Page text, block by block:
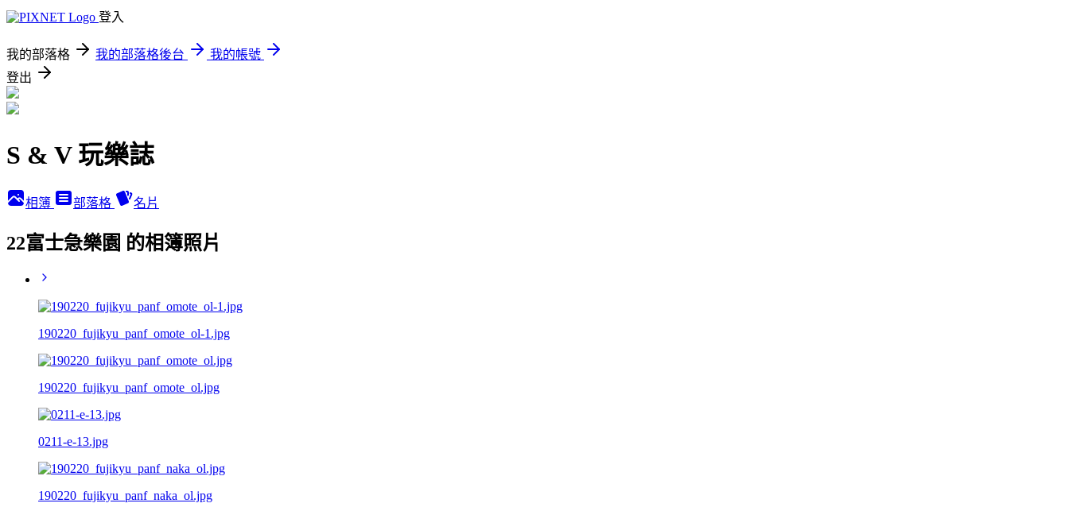
登入
我的部落格 我的部落格後台
我的帳號
登出
S & V 玩樂誌
相簿 部落格 名片
22富士急樂園 的相簿照片
190220_fujikyu_panf_omote_ol-1.jpg
190220_fujikyu_panf_omote_ol.jpg
0211-e-13.jpg
190220_fujikyu_panf_naka_ol.jpg